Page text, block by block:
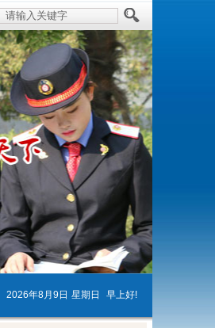
2026年8月9日 星期日 早上好!